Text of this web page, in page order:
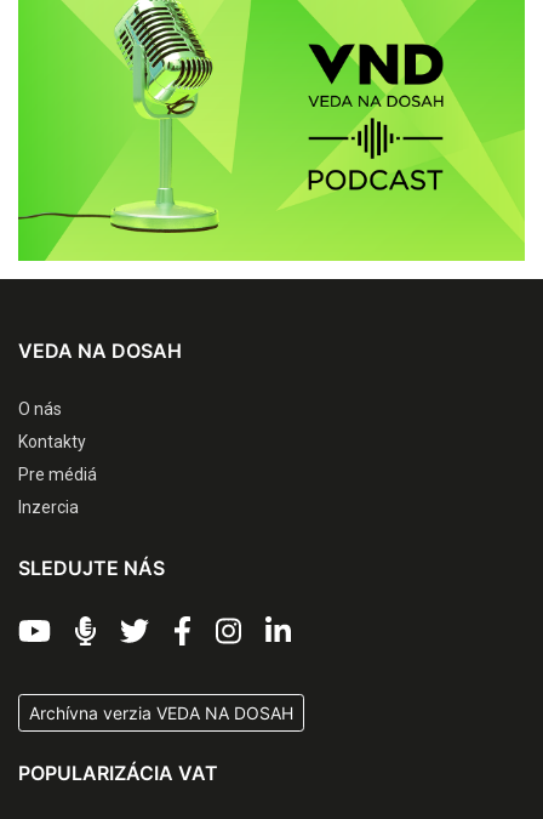
VEDA NA DOSAH
O nás
Kontakty
Pre médiá
Inzercia
SLEDUJTE NÁS
Archívna verzia VEDA NA DOSAH
POPULARIZÁCIA VAT